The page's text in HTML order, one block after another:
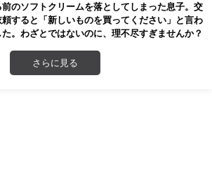
前のソフトクリームを落としてしまった息子。交
頼すると「新しいものを買ってください」と言わ
た。わざとではないのに、理不尽すぎませんか？
さらに見る